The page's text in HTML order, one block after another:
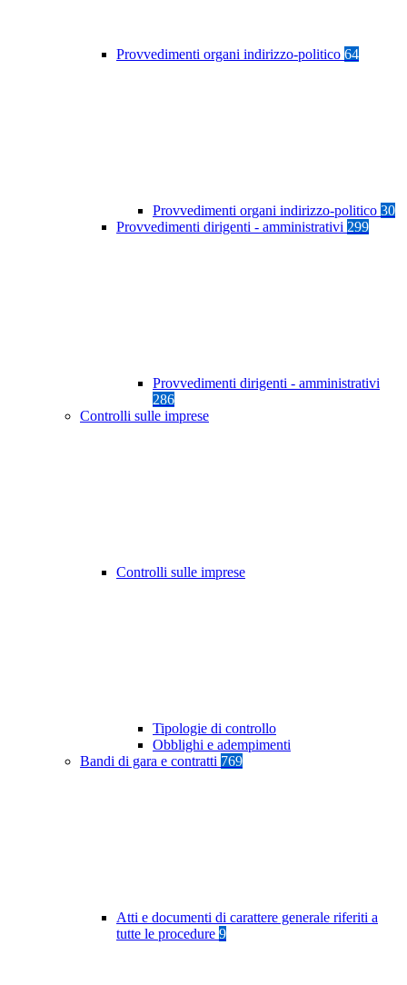
Provvedimenti organi indirizzo-politico 64
Provvedimenti organi indirizzo-politico 30
Provvedimenti dirigenti - amministrativi 299
Provvedimenti dirigenti - amministrativi
286
Controlli sulle imprese
Controlli sulle imprese
Tipologie di controllo
Obblighi e adempimenti
Bandi di gara e contratti 769
Atti e documenti di carattere generale riferiti a
tutte le procedure 9